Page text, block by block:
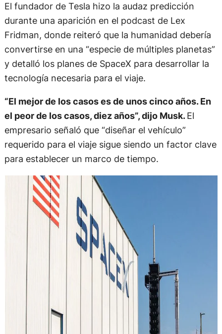
El fundador de Tesla hizo la audaz predicción
durante una aparición en el podcast de Lex
Fridman, donde reiteró que la humanidad debería
convertirse en una “especie de múltiples planetas”
y detalló los planes de SpaceX para desarrollar la
tecnología necesaria para el viaje.
“El mejor de los casos es de unos cinco años. En
el peor de los casos, diez años”, dijo Musk.El
empresario señaló que “diseñar el vehículo”
requerido para el viaje sigue siendo un factor clave
para establecer un marco de tiempo.